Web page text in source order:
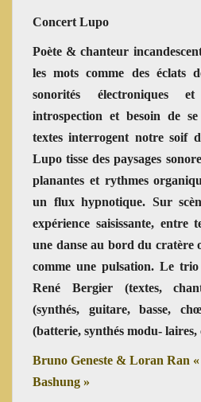
Concert Lupo
Poète & chanteur
les mots comme des éclats
sonorités électroniques
introspection et besoin de
textes interrogent notre soif
Lupo tisse des paysages
planantes et rythmes
un flux hypnotique. Sur
expérience saisissante, entre
une danse au bord du cratère
comme une pulsation. Le
René Bergier (textes,
(synthés, guitare, basse,
(batterie, synthés modu-
Bruno Geneste & Loran Ran
Bashung »